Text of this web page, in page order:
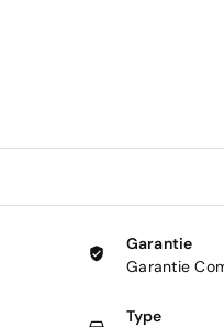
Garantie
Garantie
Type